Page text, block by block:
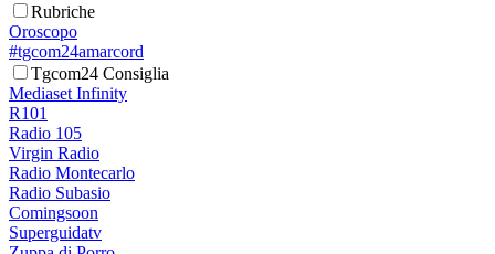
Rubriche
Oroscopo
#tgcom24amarcord
Tgcom24 Consiglia
Mediaset Infinity
R101
Radio 105
Virgin Radio
Radio Montecarlo
Radio Subasio
Comingsoon
Superguidatv